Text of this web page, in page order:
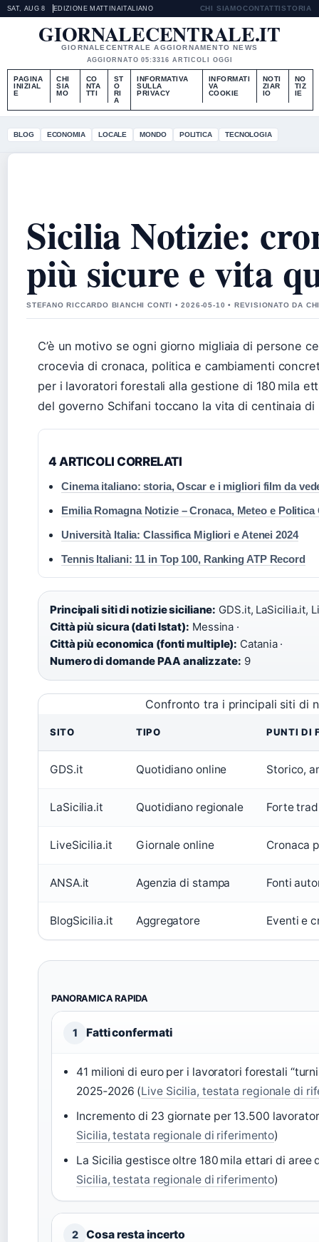
SAT, AUG 8 EDIZIONE MATTINA ITALIANO CHI SIAMOCONTATTISTORIA
GIORNALECENTRALE.IT
GIORNALECENTRALE AGGIORNAMENTO NEWS
AGGIORNATO 05:3316 ARTICOLI OGGI
PAGINA
INIZIAL
E
CHI
SIA
MO
CO
NTA
TTI
ST
O
RI
A
INFORMATIVA
SULLA
PRIVACY
INFORMATI
VA
COOKIE
NOTI
ZIAR
IO
NO
TIZ
IE
BLOG ECONOMIA LOCALE MONDO POLITICA TECNOLOGIA
Sicilia Notizie:
più sicure e vita
STEFANO RICCARDO BIANCHI CONTI • 2026-05-10 • REVISIONATO DA
C’è un motivo se ogni giorno migliaia di persone
crocevia di cronaca, politica e cambiamenti
per i lavoratori forestali alla gestione di 180 mila
del governo Schifani toccano la vita di centinaia di
4 ARTICOLI CORRELATI
Cinema italiano: storia, Oscar e i migliori film da
Emilia Romagna Notizie – Cronaca, Meteo e Politica
Università Italia: Classifica Migliori e Atenei 2024
Tennis Italiani: 11 in Top 100, Ranking ATP Record
Principali siti di notizie siciliane: GDS.it, LaSicilia.it,
Città più sicura (dati Istat): Messina ·
Città più economica (fonti multiple): Catania ·
Numero di domande PAA analizzate: 9
Confronto tra i principali siti di
SITO TIPO PUNTI DI
GDS.it Quotidiano online Storico,
LaSicilia.it Quotidiano regionale Forte
LiveSicilia.it Giornale online Cronaca
ANSA.it Agenzia di stampa Fonti
BlogSicilia.it Aggregatore Eventi e
PANORAMICA RAPIDA
1 Fatti confermati
41 milioni di euro per i lavoratori forestali
2025‑2026 (Live Sicilia, testata regionale di
Incremento di 23 giornate per 13.500
Sicilia, testata regionale di riferimento)
La Sicilia gestisce oltre 180 mila ettari di aree
Sicilia, testata regionale di riferimento)
2 Cosa resta incerto